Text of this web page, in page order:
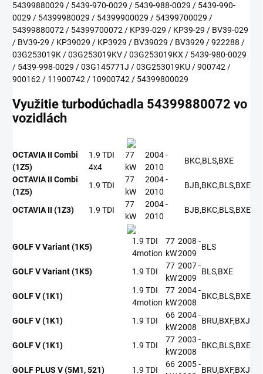
54399880029 / 5439-970-0029 / 5439-988-0029 / 5439-990-
0029 / 54399980029 / 54399900029 / 54399700029 /
54399880072 / 54399700072 / KP39-029 / KP39-29 / BV39-029
/ BV39-29 / KP39029 / KP3929 / BV39029 / BV3929 / 922288 /
03G253019K / 03G253019KV / 03G253019KX / 5439-980-0029
/ 5439-998-0029 / 03G145771J / 03G253019KU / 900742 /
900162 / 11900742 / 10900742 / 54399800029
Využitie turbodúchadla 54399880072 vo
vozidlách
OCTAVIA II Combi
(1Z5)
1.9 TDI
4x4
77
kW
2004 -
2010
BKC,BLS,BXE
OCTAVIA II Combi
(1Z5)
1.9 TDI
77
kW
2004 -
2010
BJB,BKC,BLS,BXE
OCTAVIA II (1Z3) 1.9 TDI
77
kW
2004 -
2010
BJB,BKC,BLS,BXE
GOLF V Variant (1K5)
1.9 TDI
4motion
77
kW
2008 -
2009
BLS
GOLF V Variant (1K5) 1.9 TDI
77
kW
2007 -
2009
BLS,BXE
GOLF V (1K1)
1.9 TDI
4motion
77
kW
2004 -
2008
BKC,BLS,BXE
GOLF V (1K1) 1.9 TDI
66
kW
2004 -
2008
BRU,BXF,BXJ
GOLF V (1K1) 1.9 TDI
77
kW
2003 -
2008
BKC,BLS,BXE
GOLF PLUS V (5M1, 521) 1.9 TDI
66 2005 -
BRU,BXF,BXJ